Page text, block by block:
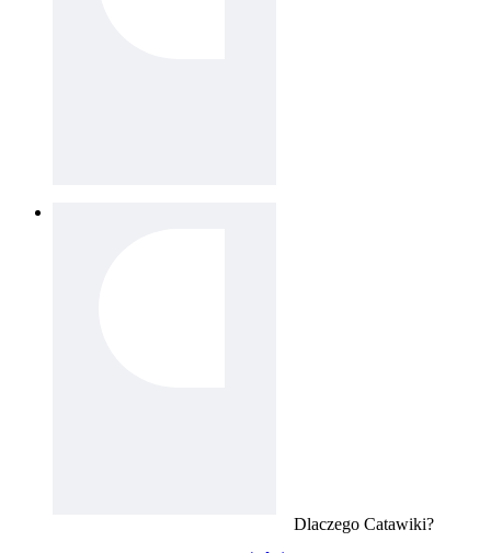
Dlaczego Catawiki?